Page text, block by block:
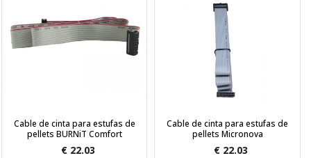
Cable de cinta para estufas de
pellets BURNiT Comfort
€ 22.03
Cable de cinta para estufas de
pellets Micronova
€ 22.03